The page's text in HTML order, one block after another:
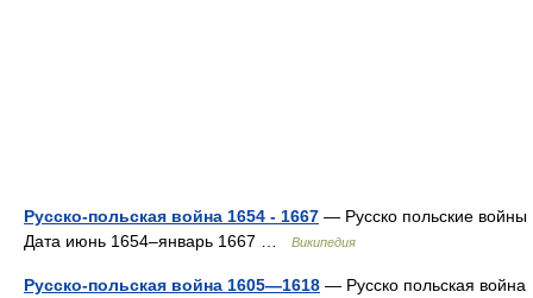
Русско-польская война 1654 - 1667 — Русско польские войны
Дата июнь 1654–январь 1667 …
Википедия
Русско-польская война 1605—1618 — Русско польская война